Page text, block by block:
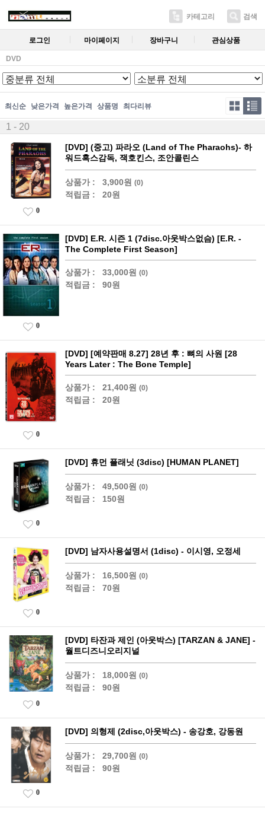
카테고리 검색
로그인 마이페이지 장바구니 관심상품
DVD
최신순 낮은가격 높은가격 상품명 최다리뷰
1 - 20
[DVD] (중고) 파라오 (Land of The Pharaohs)- 하
워드혹스감독, 잭호킨스, 조안콜린스
상품가 : 3,900원 (0)
적립금 : 20원
0
[DVD] E.R. 시즌 1 (7disc.아웃박스없슴) [E.R. -
The Complete First Season]
상품가 : 33,000원 (0)
적립금 : 90원
0
[DVD] [예약판매 8.27] 28년 후 : 뼈의 사원 [28
Years Later : The Bone Temple]
상품가 : 21,400원 (0)
적립금 : 20원
0
[DVD] 휴먼 플래닛 (3disc) [HUMAN PLANET]
상품가 : 49,500원 (0)
적립금 : 150원
0
[DVD] 남자사용설명서 (1disc) - 이시영, 오정세
상품가 : 16,500원 (0)
적립금 : 70원
0
[DVD] 타잔과 제인 (아웃박스) [TARZAN & JANE] -
월트디즈니오리지널
상품가 : 18,000원 (0)
적립금 : 90원
0
[DVD] 의형제 (2disc,아웃박스) - 송강호, 강동원
상품가 : 29,700원 (0)
적립금 : 90원
0